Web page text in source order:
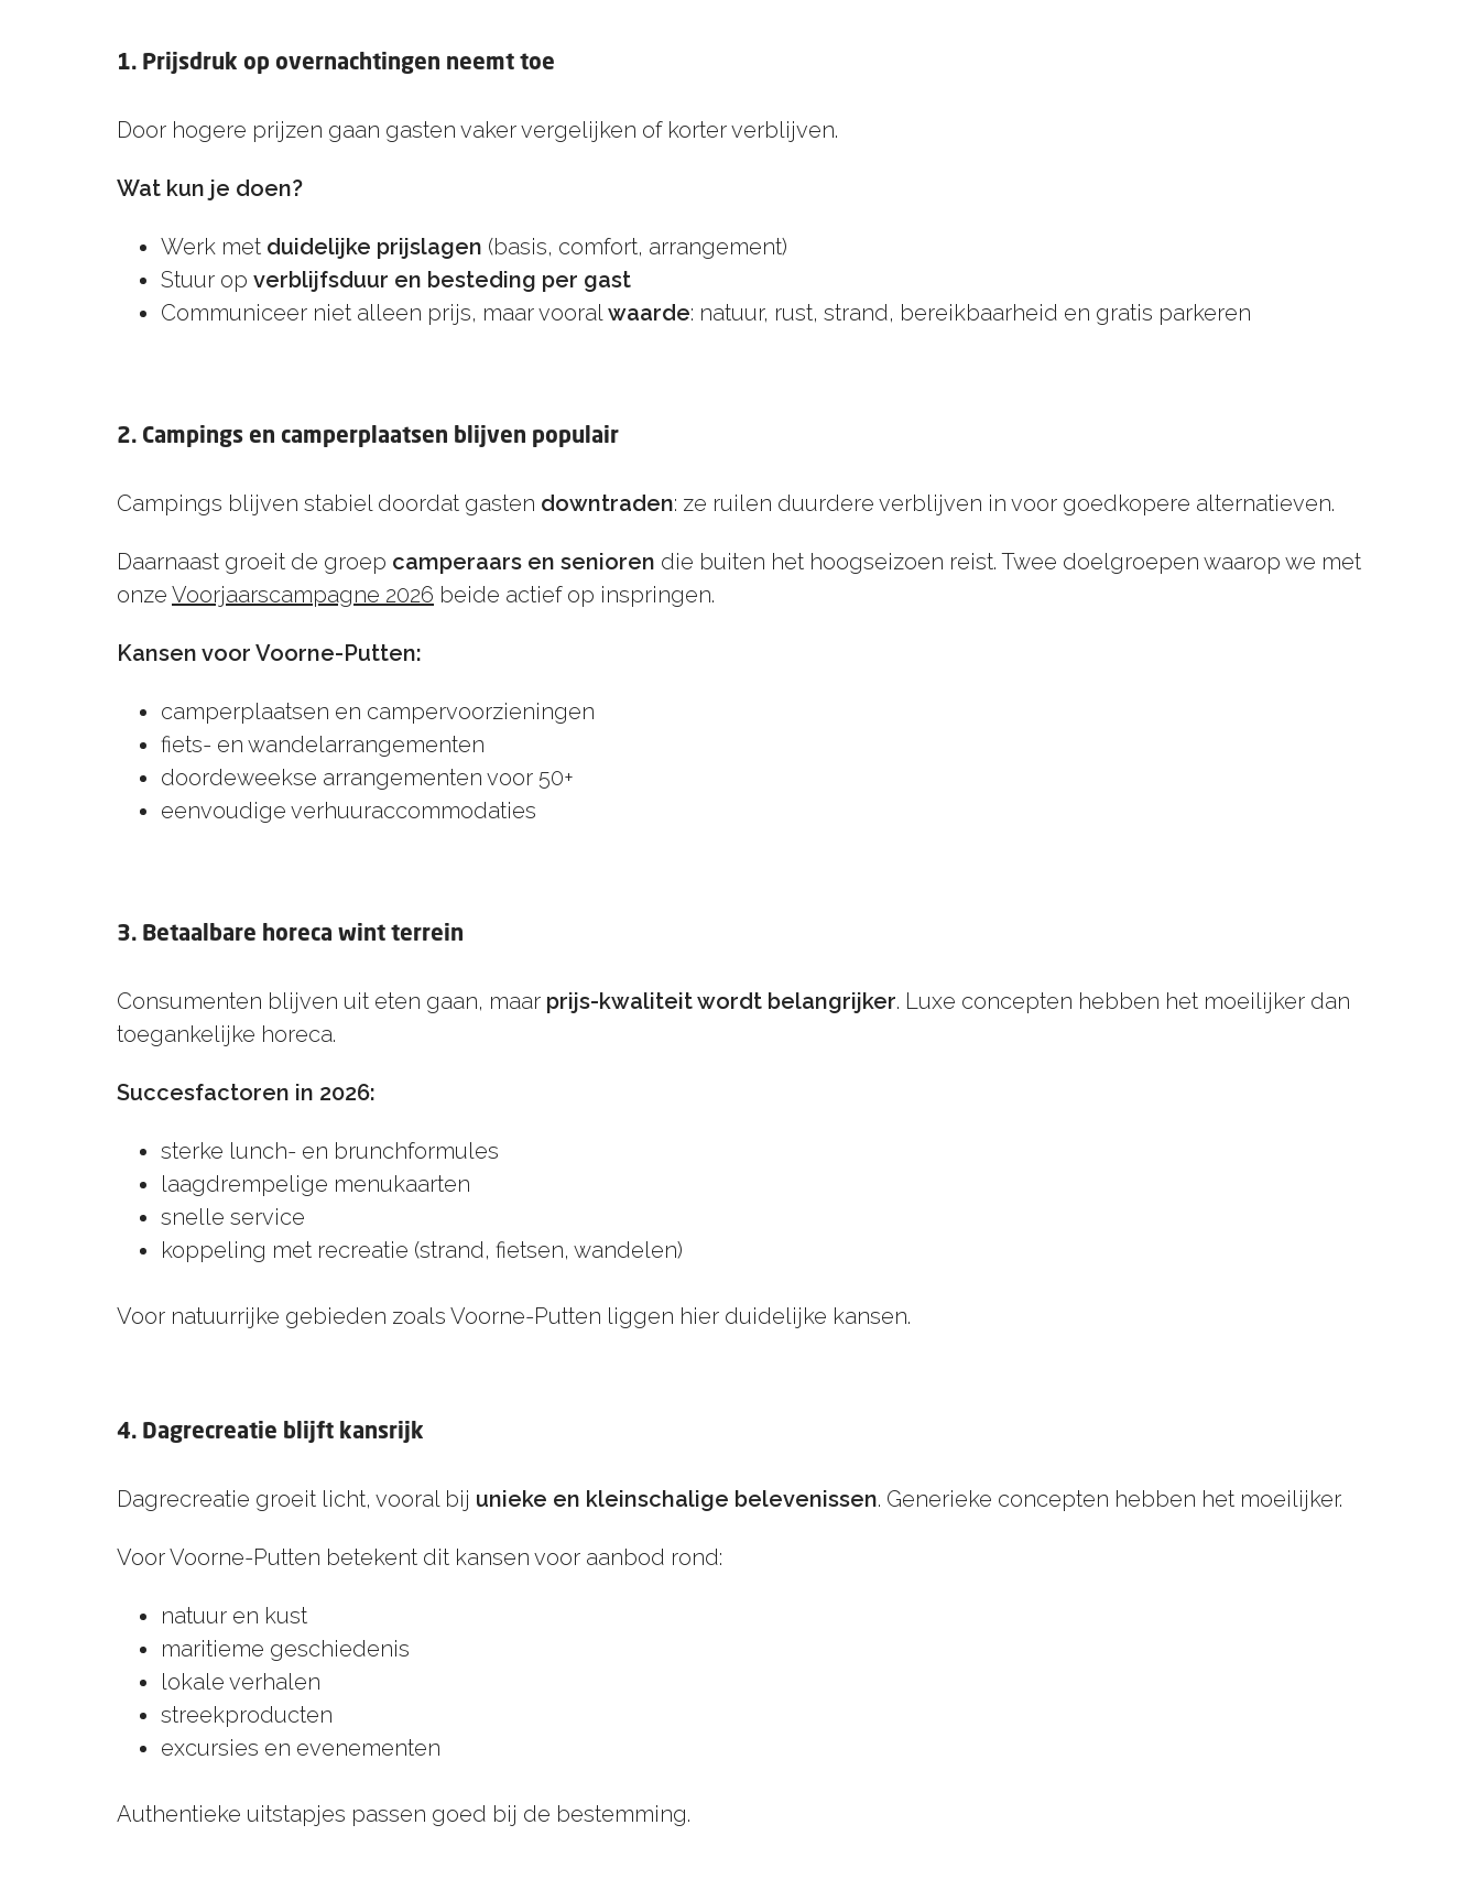
1. Prijsdruk op overnachtingen neemt toe
Door hogere prijzen gaan gasten vaker vergelijken of korter verblijven.
Wat kun je doen?
Werk met duidelijke prijslagen (basis, comfort, arrangement)
Stuur op verblijfsduur en besteding per gast
Communiceer niet alleen prijs, maar vooralwaarde: natuur, rust, strand, bereikbaarheid en gratis parkeren
2. Campings en camperplaatsen blijven populair
Campings blijven stabiel doordat gasten downtraden: ze ruilen duurdere verblijven in voor goedkopere alternatieven.
Daarnaast groeit de groep camperaars en senioren die buiten het hoogseizoen reist. Twee doelgroepen waarop we met
onze Voorjaarscampagne 2026 beide actief op inspringen.
Kansen voor Voorne-Putten:
camperplaatsen en campervoorzieningen
fiets- en wandelarrangementen
doordeweekse arrangementen voor 50+
eenvoudige verhuuraccommodaties
3. Betaalbare horeca wint terrein
Consumenten blijven uit eten gaan, maar prijs-kwaliteit wordt belangrijker. Luxe concepten hebben het moeilijker dan
toegankelijke horeca.
Succesfactoren in 2026:
sterke lunch- en brunchformules
laagdrempelige menukaarten
snelle service
koppeling met recreatie (strand, fietsen, wandelen)
Voor natuurrijke gebieden zoals Voorne-Putten liggen hier duidelijke kansen.
4. Dagrecreatie blijft kansrijk
Dagrecreatie groeit licht, vooral bij unieke en kleinschalige belevenissen. Generieke concepten hebben het moeilijker.
Voor Voorne-Putten betekent dit kansen voor aanbod rond:
natuur en kust
maritieme geschiedenis
lokale verhalen
streekproducten
excursies en evenementen
Authentieke uitstapjes passen goed bij de bestemming.